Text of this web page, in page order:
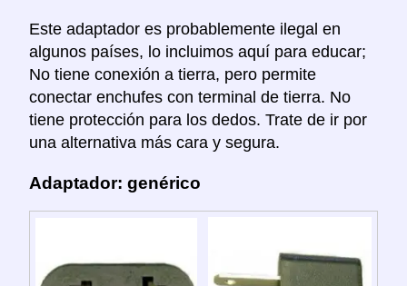
Este adaptador es probablemente ilegal en
algunos países, lo incluimos aquí para educar;
No tiene conexión a tierra, pero permite
conectar enchufes con terminal de tierra. No
tiene protección para los dedos. Trate de ir por
una alternativa más cara y segura.
Adaptador: genérico